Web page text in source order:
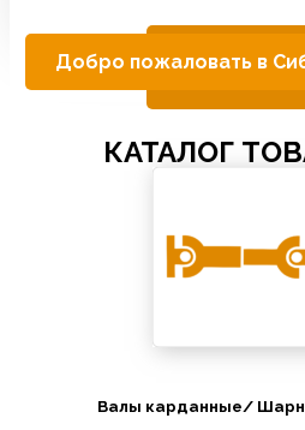
Добро пожаловать в
КАТАЛОГ
Валы карданные/